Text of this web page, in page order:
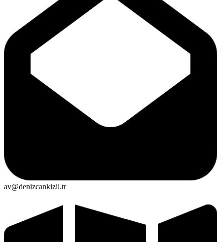
av@denizcankizil.tr